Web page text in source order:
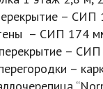
– СИП
– СИП 174
–
–